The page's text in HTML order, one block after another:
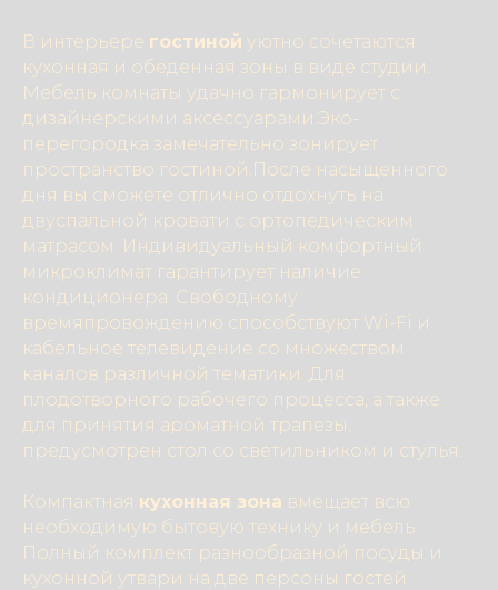
В интерьере гостиной уютно сочетаются
кухонная и обеденная зоны в виде студии.
Мебель комнаты удачно гармонирует с
дизайнерскими аксессуарами.Эко-
перегородка замечательно зонирует
пространство гостиной.После насыщенного
дня вы сможете отлично отдохнуть на
двуспальной кровати с ортопедическим
матрасом. Индивидуальный комфортный
микроклимат гарантирует наличие
кондиционера. Свободному
времяпровождению способствуют Wi-Fi и
кабельное телевидение со множеством
каналов различной тематики. Для
плодотворного рабочего процесса, а также
для принятия ароматной трапезы,
предусмотрен стол со светильником и стулья.
Компактная кухонная зона вмещает всю
необходимую бытовую технику и мебель.
Полный комплект разнообразной посуды и
кухонной утвари на две персоны гостей